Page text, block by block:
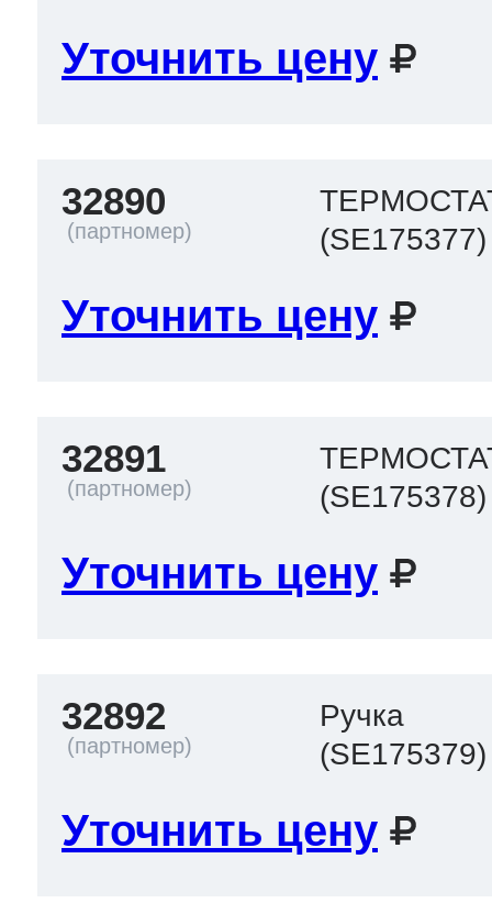
Уточнить цену
32890
(SE175377)
Уточнить цену
32891
(SE175378)
Уточнить цену
32892
Ручка
(SE175379)
Уточнить цену